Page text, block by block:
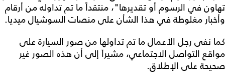
تهاون في الرسوم أو تقديرها"، منتقداً ما تم تداوله من أرقام
وأخبار مغلوطة في هذا الشأن على منصات السوشيال ميديا.
كما نفى رجل الأعمال ما تم تداولها من صور السيارة على
مواقع التواصل الاجتماعي، مشيراً إلى أن هذه الصور غير
صحيحة على الإطلاق.